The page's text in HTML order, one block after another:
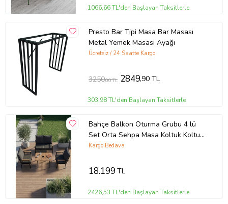
1066,66 TL'den Başlayan Taksitlerle
Presto Bar Tipi Masa Bar Masası
Metal Yemek Masası Ayağı
Ücretsiz / 24 Saatte Kargo
3250,00 TL 2849,90 TL
303,98 TL'den Başlayan Taksitlerle
Bahçe Balkon Oturma Grubu 4 lü
Set Orta Sehpa Masa Koltuk Koltuk
Minderli Balkon Teras Cafe Mobilya
Kargo Bedava
18.199TL
2426,53 TL'den Başlayan Taksitlerle